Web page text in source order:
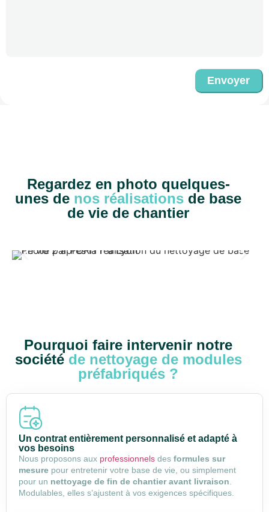
Envoyer
Regardez en photo quelques-
unes de nos réalisations de base
de vie de chantier
Pourquoi faire intervenir notre
société de nettoyage de modules
préfabriqués ?
Un contrat entièrement personnalisé et adapté à
vos besoins
Nous proposons aux professionnels des formules sur
mesure pour entretenir votre base de vie, ou simplement
pour un nettoyage de fin de chantier avant livraison
Modulables, elles s’ajustent à vos exigences spécifiques.